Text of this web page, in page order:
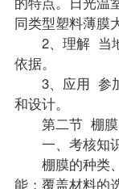
同类型塑料薄膜
2、理解 当地
依据。
3、应用 参加
和设计。
第二节 棚膜
一、考核知
棚膜的种类、
能；覆盖材料的